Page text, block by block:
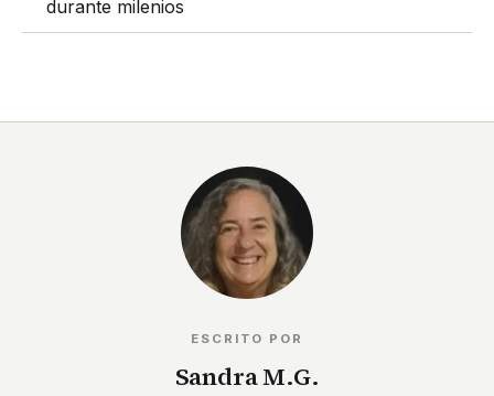
durante milenios
ESCRITO POR
Sandra M.G.